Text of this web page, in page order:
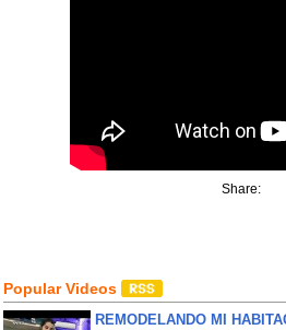
Share:
Popular Videos
REMODELANDO MI